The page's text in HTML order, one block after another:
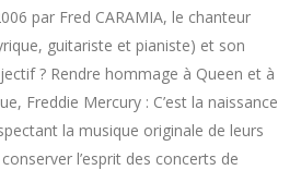
par Fred CARAMIA, le chanteur
guitariste et pianiste) et son
? Rendre hommage à Queen et à
Freddie Mercury : C’est la naissance
la musique originale de leurs
l’esprit des concerts de